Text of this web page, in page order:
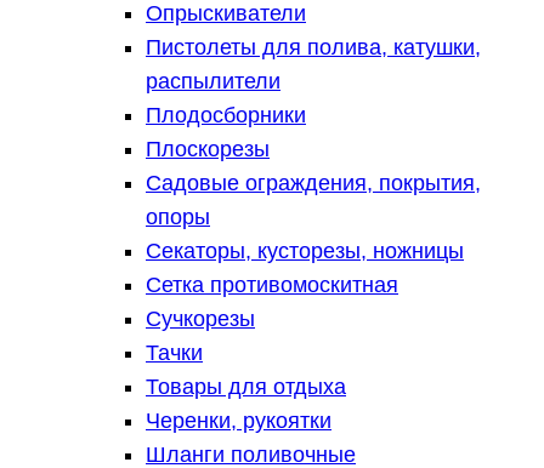
Опрыскиватели
Пистолеты для полива, катушки,
распылители
Плодосборники
Плоскорезы
Садовые ограждения, покрытия,
опоры
Секаторы, кусторезы, ножницы
Сетка противомоскитная
Сучкорезы
Тачки
Товары для отдыха
Черенки, рукоятки
Шланги поливочные